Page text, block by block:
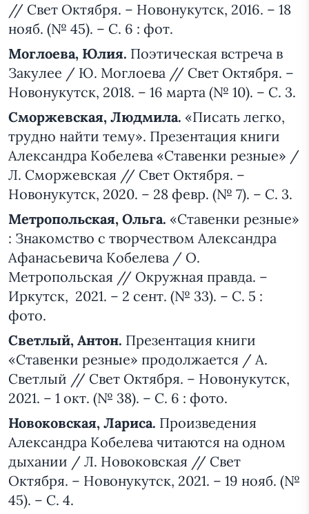
// Свет Октября. – Новонукутск, 2016. – 18
нояб. (№ 45). – С. 6 : фот.
Моглоева, Юлия. Поэтическая встреча в
Закулее / Ю. Моглоева // Свет Октября. –
Новонукутск, 2018. – 16 марта (№ 10). – С. 3.
Сморжевская, Людмила. «Писать легко,
трудно найти тему». Презентация книги
Александра Кобелева «Ставенки резные» /
Л. Сморжевская // Свет Октября. –
Новонукутск, 2020. – 28 февр. (№ 7). – С. 3.
Метропольская, Ольга. «Ставенки резные»
: Знакомство с творчеством Александра
Афанасьевича Кобелева / О.
Метропольская // Окружная правда. –
Иркутск, 2021. – 2 сент. (№ 33). – С. 5 :
фото.
Светлый, Антон. Презентация книги
«Ставенки резные» продолжается / А.
Светлый // Свет Октября. – Новонукутск,
2021. – 1 окт. (№ 38). – С. 6 : фото.
Новоковская, Лариса. Произведения
Александра Кобелева читаются на одном
дыхании / Л. Новоковская // Свет
Октября. – Новонукутск, 2021. – 19 нояб. (№
45). – С. 4.